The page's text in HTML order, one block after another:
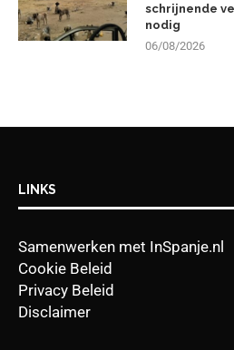
schrijnende
nodig
06/08/2026
LINKS
Samenwerken met InSpanje.nl
Cookie Beleid
Privacy Beleid
Disclaimer